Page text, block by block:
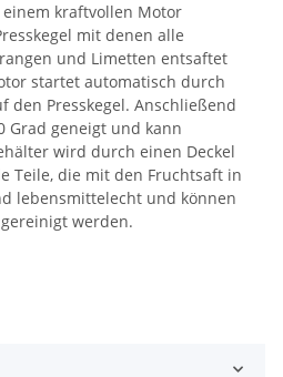
kraftvollen Motor
mit denen alle
und Limetten entsaftet
startet automatisch durch
den Presskegel. Anschließend
Grad geneigt und kann
wird durch einen Deckel
Teile, die mit den Fruchtsaft in
lebensmittelecht und können
werden.